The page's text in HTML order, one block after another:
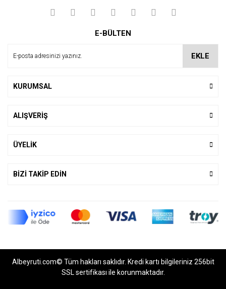
E-BÜLTEN
EKLE
KURUMSAL
ALIŞVERİŞ
ÜYELİK
BİZİ TAKİP EDİN
Albeyruti.com© Tüm hakları saklıdır. Kredi kartı bilgileriniz 256bit
SSL sertifikası ile korunmaktadır.